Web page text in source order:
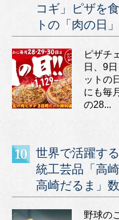
コギ」ピザを
トの「肉の日
ピザチ
日、9
ットの
にも毎
の28...
世界で活躍す
統工芸品「高
高崎だるま」
野球の